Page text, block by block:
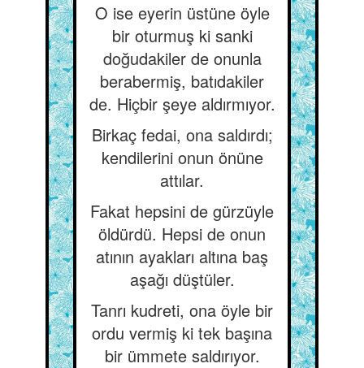
O ise eyerin üstüne öyle
bir oturmuş ki sanki
doğudakiler de onunla
berabermiş, batıdakiler
de. Hiçbir şeye aldırmıyor.
Birkaç fedai, ona saldırdı;
kendilerini onun önüne
attılar.
Fakat hepsini de gürzüyle
öldürdü. Hepsi de onun
atının ayakları altına baş
aşağı düştüler.
Tanrı kudreti, ona öyle bir
ordu vermiş ki tek başına
bir ümmete saldırıyor.